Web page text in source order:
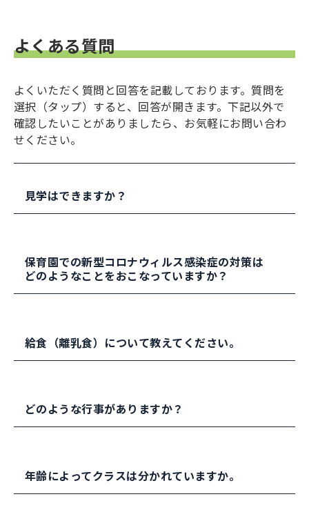
よくある質問
よくいただく質問と回答を記載しております。質問を
選択（タップ）すると、回答が開きます。下記以外で
確認したいことがありましたら、お気軽にお問い合わ
せください。
見学はできますか？
範囲で見学の対応をおこなっております。
見学をご希望の方は、お問い合わせください。
保育園での新型コロナウィルス感染症の対策は
どのようなことをおこなっていますか？
児）や健康状態の把握（園児・家族）をおこなっ
ています。
や玩具や保育室の消毒を実施しています。
登降園では、保護者の皆さまには保育室前の廊下
でお待ちいたき、接触の機会や時間に制限を設け
給食（離乳食）について教えてください。
います。
状況を把握し、保護者と相談して提供していま
す。
どのような行事がありますか？
施しています。身体測定（身長・体重）は毎月実
施しております。
年齢によってクラスは分かれていますか。